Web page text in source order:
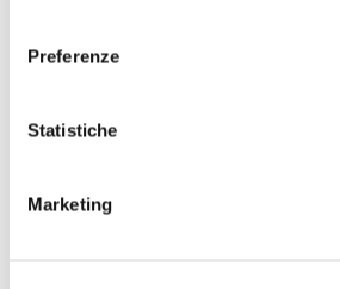
Preferenze
Statistiche
Marketing
“Siamo soddisfatti dell’istituzione